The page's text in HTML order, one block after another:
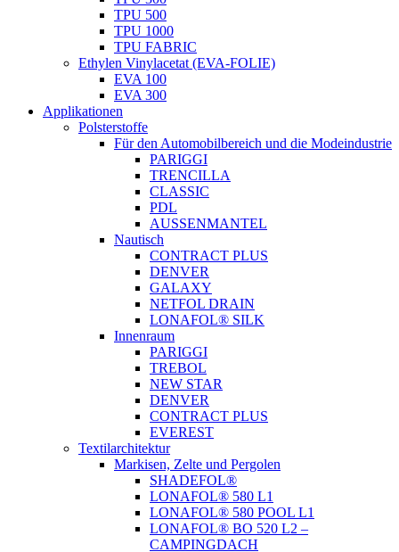
TPU 500
TPU 1000
TPU FABRIC
Ethylen Vinylacetat (EVA-FOLIE)
EVA 100
EVA 300
Applikationen
Polsterstoffe
Für den Automobilbereich und die Modeindustrie
PARIGGI
TRENCILLA
CLASSIC
PDL
AUSSENMANTEL
Nautisch
CONTRACT PLUS
DENVER
GALAXY
NETFOL DRAIN
LONAFOL® SILK
Innenraum
PARIGGI
TREBOL
NEW STAR
DENVER
CONTRACT PLUS
EVEREST
Textilarchitektur
Markisen, Zelte und Pergolen
SHADEFOL®
LONAFOL® 580 L1
LONAFOL® 580 POOL L1
LONAFOL® BO 520 L2 –
CAMPINGDACH